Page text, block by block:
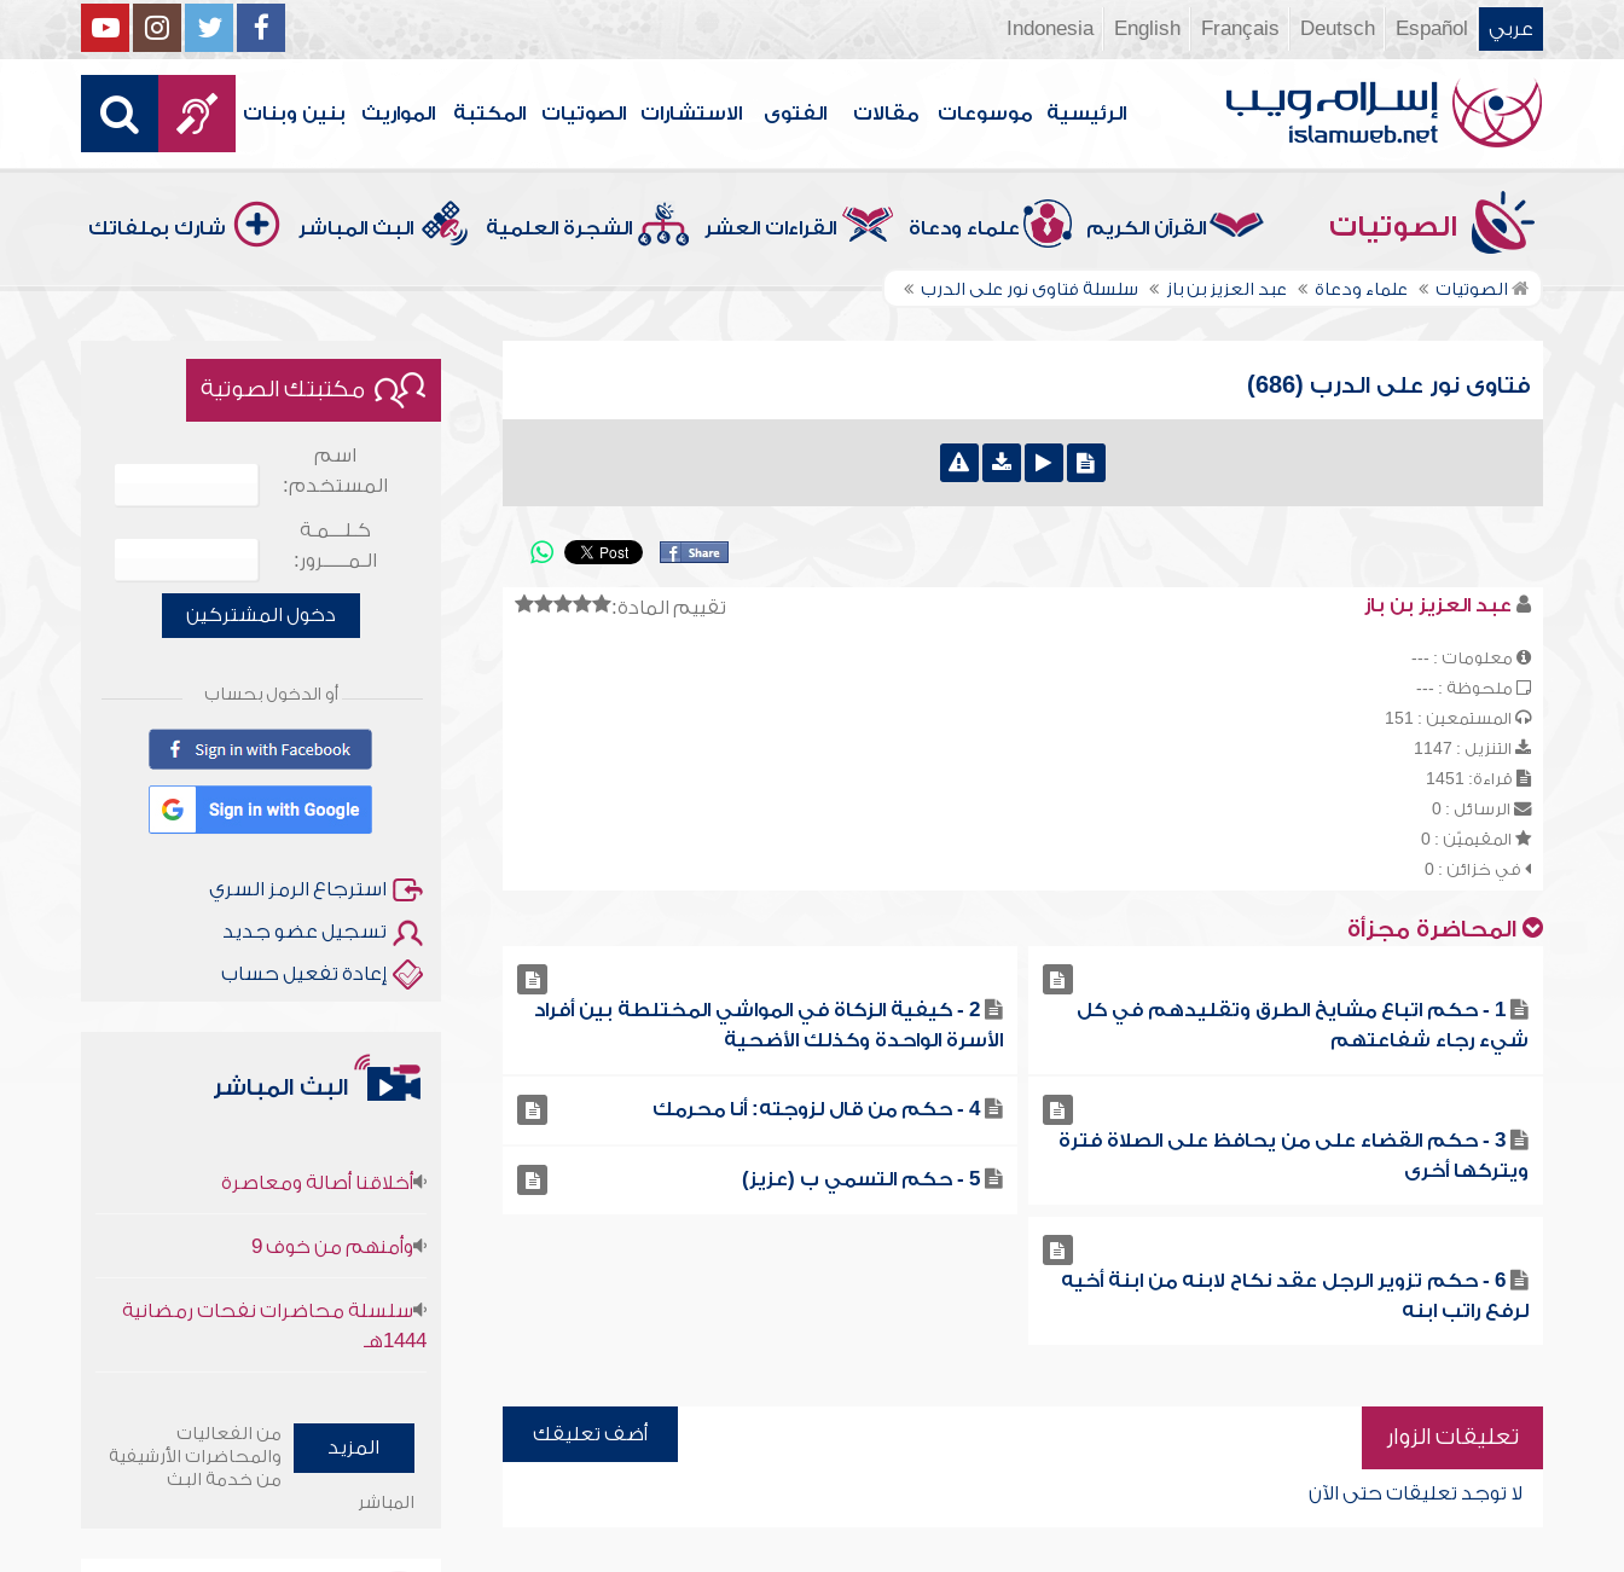
عربي Español
Deutsch
Français
English
Indonesia
الرئيسية موسوعات مقالات الفتوى الاستشارات الصوتيات المكتبة المواريث بنين وبنات
الصوتيات القرآن الكريم علماء ودعاة القراءات العشر الشجرة العلمية البث المباشر شارك بملفاتك
الصوتيات علماء ودعاة عبد العزيز بن باز سلسلة فتاوى نور على الدرب
فتاوى نور على الدرب (686)
تقييم المادة: عبد العزيز بن باز
معلومات : ---
ملحوظة : ---
المستمعين : 151
التنزيل : 1147
قراءة: 1451
الرسائل : 0
المقيميّن : 0
في خزائن : 0
المحاضرة مجزأة
1 - حكم اتباع مشايخ الطرق وتقليدهم في كل
شيء رجاء شفاعتهم
2 - كيفية الزكاة في المواشي المختلطة بين أفراد
الأسرة الواحدة وكذلك الأضحية
3 - حكم القضاء على من يحافظ على الصلاة فترة
ويتركها أخرى
4 - حكم من قال لزوجته: أنا محرمك
5 - حكم التسمي ب (عزيز)
6 - حكم تزوير الرجل عقد نكاح لابنه من ابنة أخيه
لرفع راتب ابنه
تعليقات الزوار أضف تعليقك
لا توجد تعليقات حتى الآن
مكتبتك الصوتية
اسم
المستخدم:
كـلـــمـة
الـمـــــرور:
دخول المشتركين
أو الدخول بحساب
استرجاع الرمز السري
تسجيل عضو جديد
إعادة تفعيل حساب
البث المباشر
1444هـ
وأمنهم من خوف 9
سلسلة محاضرات نفحات رمضانية
المزيد
من الفعاليات
والمحاضرات الأرشيفية
من خدمة البث
المباشر